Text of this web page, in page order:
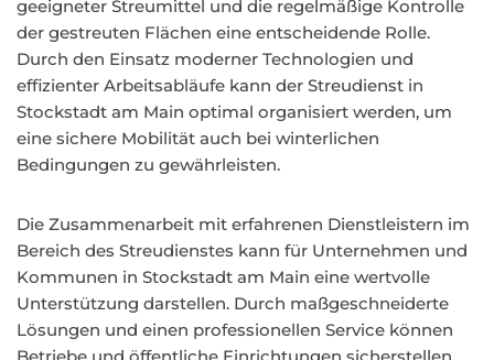
geeigneter Streumittel und die regelmäßige Kontrolle
der gestreuten Flächen eine entscheidende Rolle.
Durch den Einsatz moderner Technologien und
effizienter Arbeitsabläufe kann der Streudienst in
Stockstadt am Main optimal organisiert werden, um
eine sichere Mobilität auch bei winterlichen
Bedingungen zu gewährleisten.
Die Zusammenarbeit mit erfahrenen Dienstleistern im
Bereich des Streudienstes kann für Unternehmen und
Kommunen in Stockstadt am Main eine wertvolle
Unterstützung darstellen. Durch maßgeschneiderte
Lösungen und einen professionellen Service können